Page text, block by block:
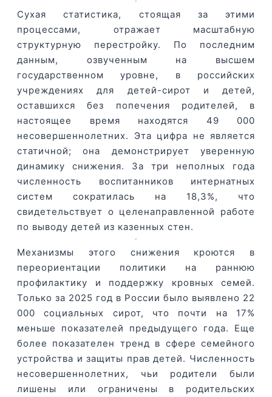
Сухая статистика, стоящая за этими
процессами, отражает масштабную
структурную перестройку. По последним
данным, озвученным на высшем
государственном уровне, в российских
учреждениях для детей-сирот и детей,
оставшихся без попечения родителей, в
настоящее время находятся 49 000
несовершеннолетних. Эта цифра не является
статичной; она демонстрирует уверенную
динамику снижения. За три неполных года
численность воспитанников интернатных
систем сократилась на 18,3%, что
свидетельствует о целенаправленной работе
по выводу детей из казенных стен.
Механизмы этого снижения кроются в
переориентации политики на раннюю
профилактику и поддержку кровных семей.
Только за 2025 год в России было выявлено 22
000 социальных сирот, что почти на 17%
меньше показателей предыдущего года. Еще
более показателен тренд в сфере семейного
устройства и защиты прав детей. Численность
несовершеннолетних, чьи родители были
лишены или ограничены в родительских